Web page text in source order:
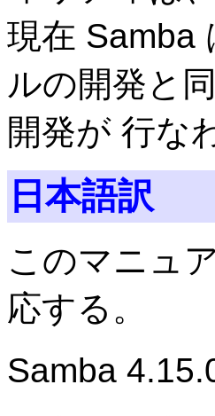
現在 Samba
ルの開発と
開発が 行な
日本語訳
このマニュ
応する。
Samba